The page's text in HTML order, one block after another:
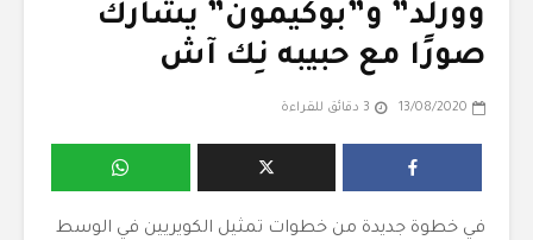
وورلد” و”بوكيمون” يشارك
صورًا مع حبيبه نِك آش
13/08/2020 3 دقائق للقراءة
في خطوة جديدة من خطوات تمثيل الكويريين في الوسط